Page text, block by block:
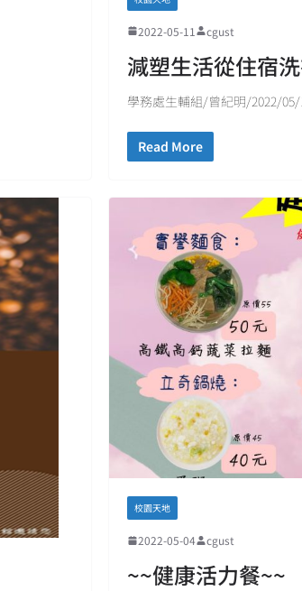
2022-05-11 cgust
減塑生活從住宿
學務處生輔組/曾紀明/2022/
Read More
校園天地
2022-05-04 cgust
~~健康活力餐~~